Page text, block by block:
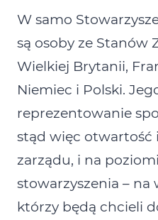
W samo
są osoby ze Stanów
Wielkiej Brytanii,
Niemiec i Polski.
reprezentowanie
stąd więc otwartość
zarządu, i na
stowarzyszenia – na
którzy będą chcieli